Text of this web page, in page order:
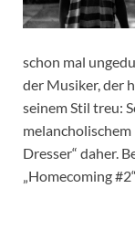
schon mal
der Musiker, der
seinem Stil treu:
Dresser“ daher.
„Homecoming #2“.